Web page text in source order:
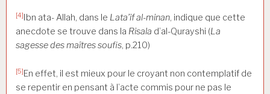
[4] Ibn ata- Allah, dans le Lata’if al-minan, indique que cette
anecdote se trouve dans la Risala d’al-Qurayshi (La
sagesse des maîtres soufis, p.210)
[5]En effet, il est mieux pour le croyant non contemplatif de
se repentir en pensant à l’acte commis pour ne pas le